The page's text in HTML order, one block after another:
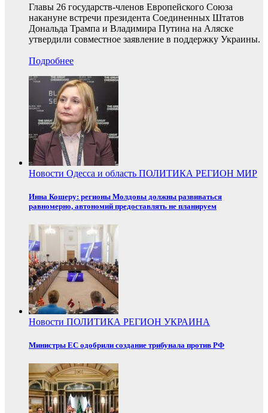
Главы 26 государств-членов Европейского Союза
накануне встречи президента Соединенных Штатов
Дональда Трампа и Владимира Путина на Аляске
утвердили совместное заявление в поддержку Украины.
Подробнее
Новости Одесса и область ПОЛИТИКА РЕГИОН МИР
Инна Кошеру: регионы Молдовы должны развиваться
равномерно, автономий предоставлять не планируем
Новости ПОЛИТИКА РЕГИОН УКРАИНА
Министры ЕС одобрили создание трибунала против РФ